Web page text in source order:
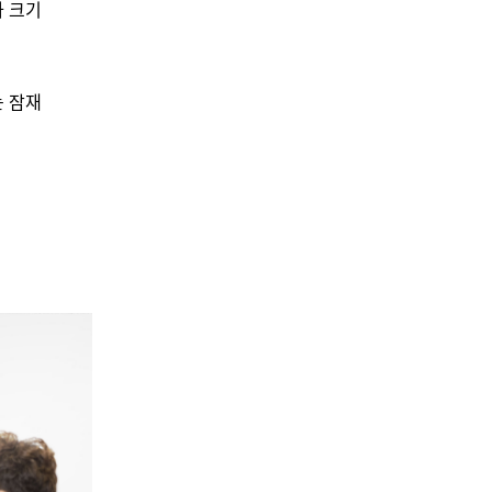
크기
잠재